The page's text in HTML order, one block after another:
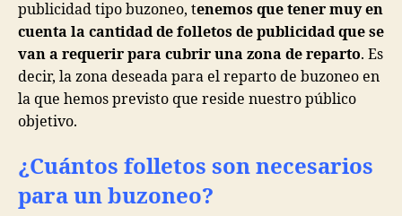
publicidad tipo buzoneo, tenemos que tener muy en
cuenta la cantidad de folletos de publicidad que se
van a requerir para cubrir una zona de reparto. Es
decir, la zona deseada para el reparto de buzoneo en
la que hemos previsto que reside nuestro público
objetivo.
¿Cuántos folletos son necesarios
para un buzoneo?